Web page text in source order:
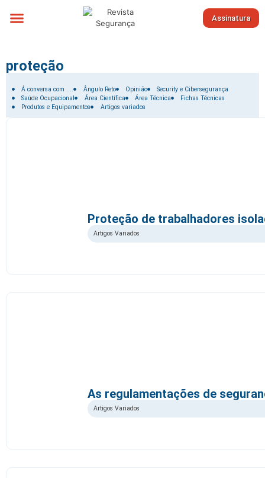
Assinatura
proteção
Filtrar por:
Á conversa com .... Ângulo Reto Opinião
Security e Cibersegurança
Saúde Ocupacional
Área Científica Área Técnica
Fichas Técnicas
Produtos e Equipamentos
Artigos variados
Proteção de trabalhadores
Artigos Variados
As regulamentações de
Artigos Variados